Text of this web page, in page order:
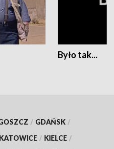
Było tak...
/ GDAŃSK /
KATOWICE / KIELCE /